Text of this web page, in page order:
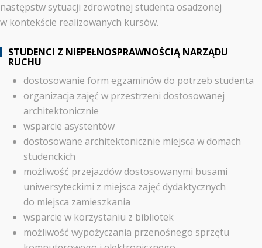
następstw sytuacji zdrowotnej studenta osadzonej
w kontekście realizowanych kursów.
STUDENCI Z NIEPEŁNOSPRAWNOŚCIĄ NARZĄDU
RUCHU
dostosowanie form egzaminów do potrzeb studenta
organizacja zajęć w przestrzeni dostosowanej
architektonicznie
wsparcie asystentów
dostosowane architektonicznie miejsca w domach
studenckich
możliwość przejazdów dostosowanymi busami
uniwersyteckimi z miejsca zajęć dydaktycznych
do miejsca zamieszkania
wsparcie w korzystaniu z bibliotek
możliwość wypożyczania przenośnego sprzętu